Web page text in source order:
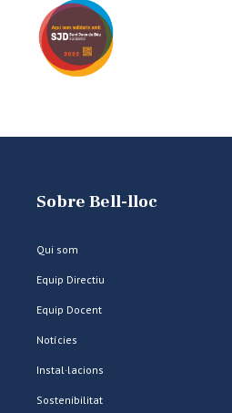
Sobre Bell-lloc
Qui som
Equip Directiu
Equip Docent
Notícies
Instal·lacions
Sostenibilitat